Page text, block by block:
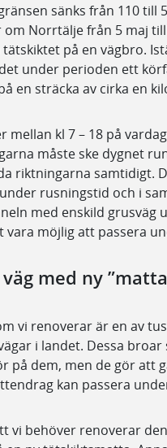
sänks från 110 till
om Norrtälje från 5 maj
på en vägbro.
under perioden ett
en sträcka av cirka en
mellan kl 7 – 18 på
måste ske dygnet
riktningarna samtidigt.
rusningstid och i
med enskild grusväg
vara möjlig att passera
med ny
vi renoverar är en av
i landet. Dessa
på dem, men de gör att
kan passera
vi behöver renoverar